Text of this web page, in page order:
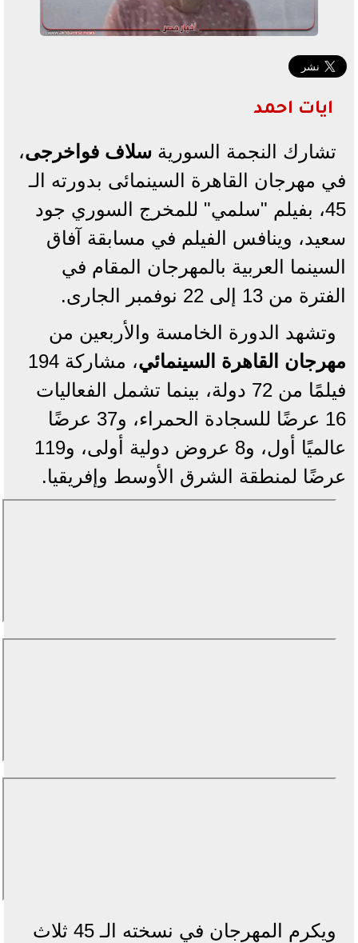
ايات احمد
تشارك النجمة السورية سلاف فواخرجى،
في مهرجان القاهرة السينمائى بدورته الـ
45، بفيلم "سلمي" للمخرج السوري جود
سعيد، وينافس الفيلم في مسابقة آفاق
السينما العربية بالمهرجان المقام في
الفترة من 13 إلى 22 نوفمبر الجارى.
وتشهد الدورة الخامسة والأربعين من
مهرجان القاهرة السينمائي
، مشاركة 194
فيلمًا من 72 دولة، بينما تشمل الفعاليات
16 عرضًا للسجادة الحمراء، و37 عرضًا
عالميًا أول، و8 عروض دولية أولى، و119
عرضًا لمنطقة الشرق الأوسط وإفريقيا.
ويكرم المهرجان في نسخته الـ 45 ثلاث